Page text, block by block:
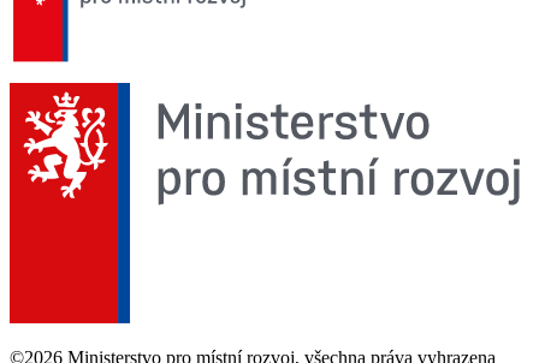
©2026 Ministerstvo pro místní rozvoj, všechna práva vyhrazena